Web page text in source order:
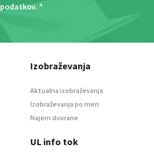
podatkov. *
Izobraževanja
Aktualna izobraževanja
Izobraževanja po meri
Najem dvorane
UL info tok